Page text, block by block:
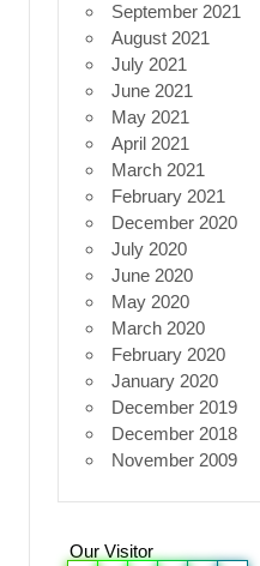
September 2021
August 2021
July 2021
June 2021
May 2021
April 2021
March 2021
February 2021
December 2020
July 2020
June 2020
May 2020
March 2020
February 2020
January 2020
December 2019
December 2018
November 2009
Our Visitor